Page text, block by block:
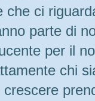
che ci
parte di
per il
chi